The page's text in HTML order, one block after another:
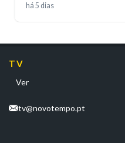
há 5 dias
TV
Ver
tv@novotempo.pt